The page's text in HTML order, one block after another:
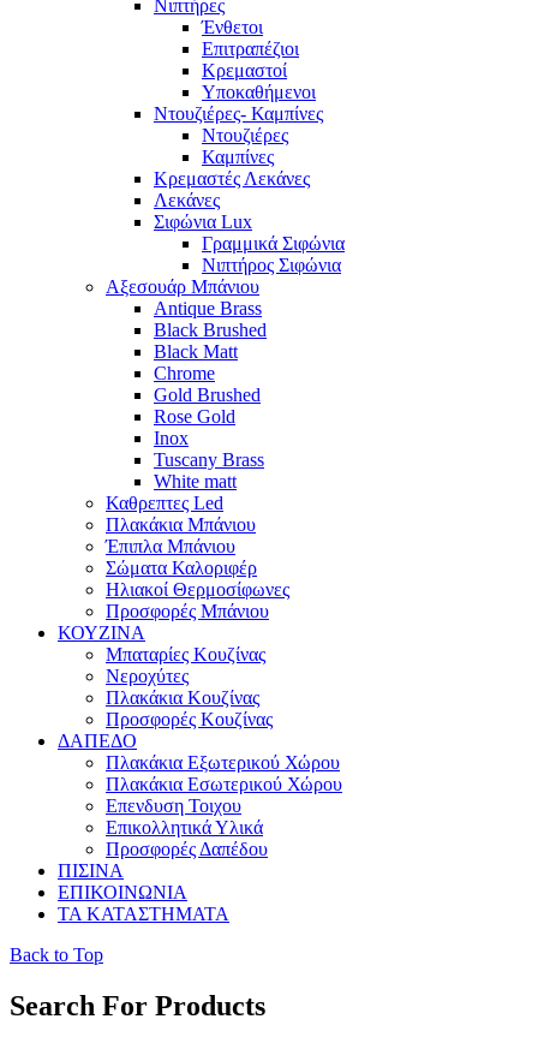
Νιπτήρες
Ένθετοι
Επιτραπέζιοι
Κρεμαστοί
Υποκαθήμενοι
Ντουζιέρες- Καμπίνες
Ντουζιέρες
Καμπίνες
Κρεμαστές Λεκάνες
Λεκάνες
Σιφώνια Lux
Γραμμικά Σιφώνια
Νιπτήρος Σιφώνια
Αξεσουάρ Μπάνιου
Antique Brass
Black Brushed
Black Matt
Chrome
Gold Brushed
Rose Gold
Inox
Tuscany Brass
White matt
Καθρεπτες Led
Πλακάκια Μπάνιου
Έπιπλα Μπάνιου
Σώματα Καλοριφέρ
Ηλιακοί Θερμοσίφωνες
Προσφορές Μπάνιου
ΚΟΥΖΙΝΑ
Μπαταρίες Κουζίνας
Νεροχύτες
Πλακάκια Κουζίνας
Προσφορές Κουζίνας
ΔΑΠΕΔΟ
Πλακάκια Εξωτερικού Χώρου
Πλακάκια Εσωτερικού Χώρου
Επενδυση Τοιχου
Επικολλητικά Υλικά
Προσφορές Δαπέδου
ΠΙΣΙΝΑ
ΕΠΙΚΟΙΝΩΝΙΑ
ΤΑ ΚΑΤΑΣΤΗΜΑΤΑ
Back to Top
Search For Products